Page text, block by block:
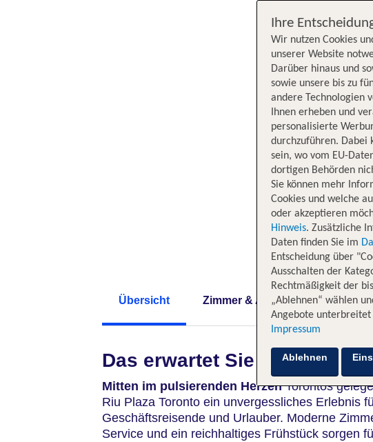
Übersicht Zimmer & Angebote
Das erwartet Sie
Mitten im pulsierenden HerzenTorontos
Riu Plaza Toronto ein unvergessliches Erlebnis
Geschäftsreisende und Urlauber. Moderne
Service und ein reichhaltiges Frühstück sorgen
Ihre
Wir nutzen Cookies
unserer Website
Darüber hinaus und
sowie unsere bis zu
andere Technologien
Ihnen erheben und
personalisierte
durchzuführen. Dabei
sein, wo vom EU-
dortigen Behörden
Sie können mehr
Cookies und welche
oder akzeptieren
Hinweis. Zusätzliche
Daten finden Sie im
Entscheidung über
Ausschalten der
Rechtmäßigkeit der
„Ablehnen“ wählen
Angebote unterbreitet
Impressum
Ablehnen